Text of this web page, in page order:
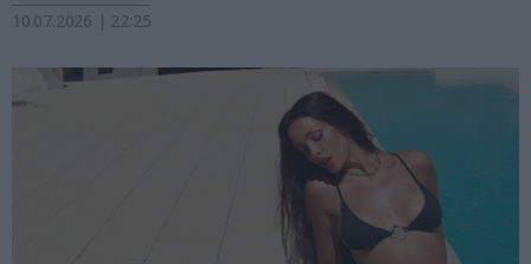
10.07.2026 | 22:25